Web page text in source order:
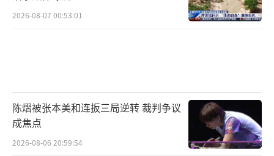
旗下调三月目标价至4000美元，摩根大通、德
荡，“直到美国因高息拉爆某些板块，黄金才
可能再次步入牛市。” （责任编辑：0882）
2026-08-07 00:53:01
陈熠被张本美和连扳三局逆转 裁判争议
成焦点
2026-08-06 20:59:54